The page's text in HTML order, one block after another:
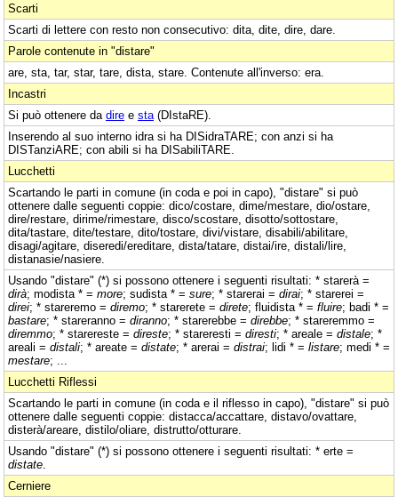
Scarti
Scarti di lettere con resto non consecutivo: dita, dite, dire, dare.
Parole contenute in "distare"
are, sta, tar, star, tare, dista, stare. Contenute all'inverso: era.
Incastri
Si può ottenere da dire e sta (DIstaRE).
Inserendo al suo interno idra si ha DISidraTARE; con anzi si ha
DISTanziARE; con abili si ha DISabiliTARE.
Lucchetti
Scartando le parti in comune (in coda e poi in capo), "distare" si può
ottenere dalle seguenti coppie: dico/costare, dime/mestare, dio/ostare,
dire/restare, dirime/rimestare, disco/scostare, disotto/sottostare,
dita/tastare, dite/testare, dito/tostare, divi/vistare, disabili/abilitare,
disagi/agitare, diseredi/ereditare, dista/tatare, distai/ire, distali/lire,
distanasie/nasiere.
Usando "distare" (*) si possono ottenere i seguenti risultati: * starerà =
dirà; modista * = more; sudista * = sure; * starerai = dirai; * starerei =
direi; * stareremo = diremo; * starerete = direte; fluidista * = fluire; badi * =
bastare; * stareranno = diranno; * starerebbe = direbbe; * stareremmo =
diremmo; * starereste = direste; * stareresti = diresti; * areale = distale; *
areali = distali; * areate = distate; * arerai = distrai; lidi * = listare; medi * =
mestare; ...
Lucchetti Riflessi
Scartando le parti in comune (in coda e il riflesso in capo), "distare" si può
ottenere dalle seguenti coppie: distacca/accattare, distavo/ovattare,
disterà/areare, distilo/oliare, distrutto/otturare.
Usando "distare" (*) si possono ottenere i seguenti risultati: * erte =
distate
Cerniere